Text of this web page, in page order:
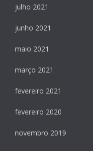
julho 2021
junho 2021
maio 2021
março 2021
fevereiro 2021
fevereiro 2020
novembro 2019